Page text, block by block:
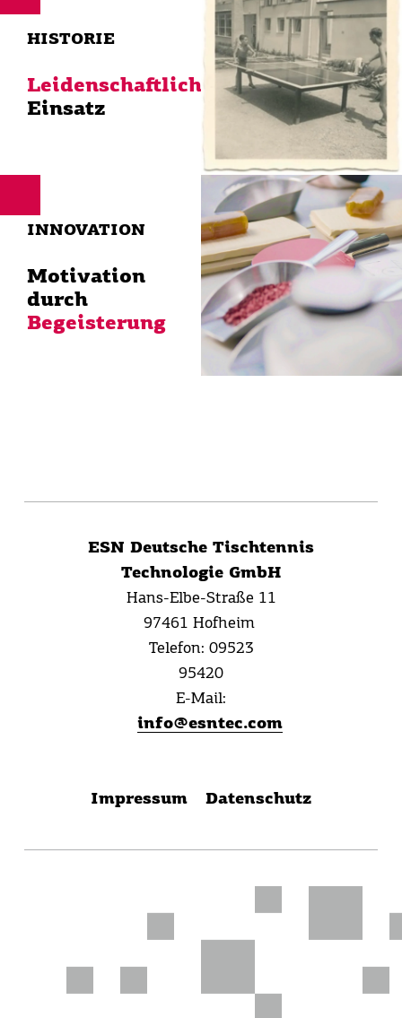
HIS­TO­RIE
Leidenschaftlicher
Einsatz
INNOVATION
Motivation
durch
Begeisterung
ESN Deutsche Tischtennis
Technologie GmbH
Hans-Elbe-Straße 11
97461 Hofheim
Telefon: 09523
95420
E-Mail:
info@esntec.com
Impressum Datenschutz